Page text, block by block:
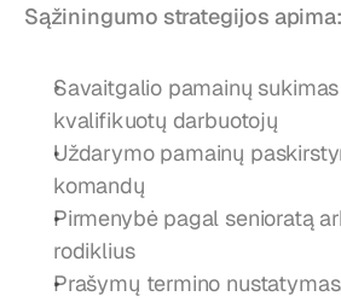
Sąžiningumo strategijos apima:
Savaitgalio pamainų
kvalifikuotų darbuotojų
Uždarymo pamainų
komandų
Pirmenybė pagal senioratą
rodiklius
Prašymų termino